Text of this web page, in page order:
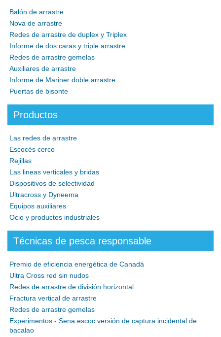
Balón de arrastre
Nova de arrastre
Redes de arrastre de duplex y Triplex
Informe de dos caras y triple arrastre
Redes de arrastre gemelas
Auxiliares de arrastre
Informe de Mariner doble arrastre
Puertas de bisonte
Productos
Las redes de arrastre
Escocés cerco
Rejillas
Las lineas verticales y bridas
Dispositivos de selectividad
Ultracross y Dyneema
Equipos auxiliares
Ocio y productos industriales
Técnicas de pesca responsable
Premio de eficiencia energética de Canadá
Ultra Cross red sin nudos
Redes de arrastre de división horizontal
Fractura vertical de arrastre
Redes de arrastre gemelas
Experimentos - Sena escoc versión de captura incidental de
bacalao